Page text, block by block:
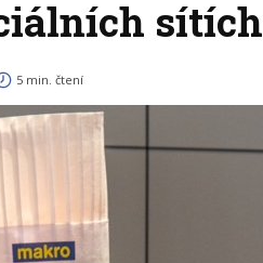
sítích
5 min. čtení